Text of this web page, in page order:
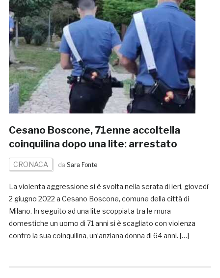
Cesano Boscone, 71enne accoltella
coinquilina dopo una lite: arrestato
CRONACA da Sara Fonte
La violenta aggressione si è svolta nella serata di ieri, giovedì
2 giugno 2022 a Cesano Boscone, comune della città di
Milano. In seguito ad una lite scoppiata tra le mura
domestiche un uomo di 71 anni si è scagliato con violenza
contro la sua coinquilina, un’anziana donna di 64 anni. […]